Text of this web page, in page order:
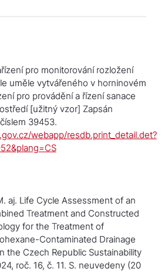
pro monitorování rozložení
uměle vytvářeného v horninovém
pro provádění a řízení sanace
[užitný vzor] Zapsán
39453.
webapp/resdb.print_detail.det?
aj. Life Cycle Assessment of an
Treatment and Constructed
for the Treatment of
Contaminated Drainage
the Czech Republic Sustainability
roč. 16, č. 11. S. neuvedeny (20